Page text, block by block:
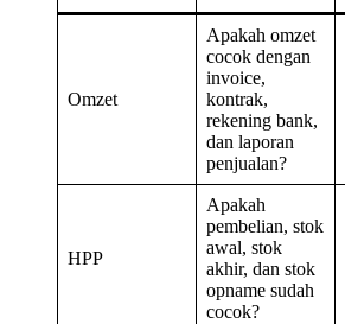
Omzet
Apakah omzet
cocok dengan
invoice,
kontrak,
rekening bank,
dan laporan
penjualan?
HPP
Apakah
pembelian, stok
awal, stok
akhir, dan stok
opname sudah
cocok?